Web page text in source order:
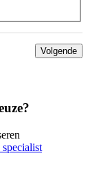
Volgende
specialist